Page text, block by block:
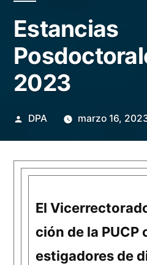
Estancias
2023
Publicado
DPA marzo 16,
El
ción de la PUCP
estigadores de